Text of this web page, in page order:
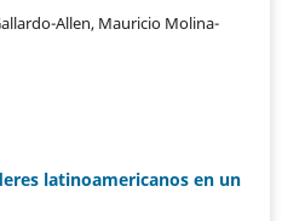
Allen, Mauricio Molina-
latinoamericanos en un